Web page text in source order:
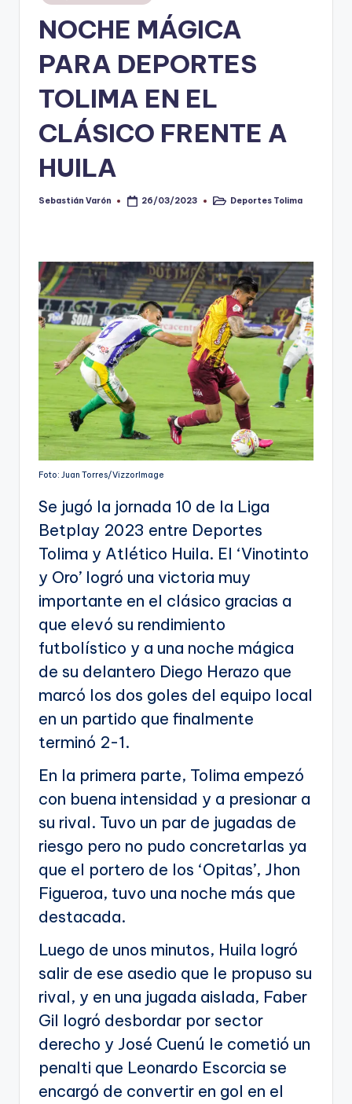
V
ti
en
NOCHE MÁGICA
PARA DEPORTES
TOLIMA EN EL
CLÁSICO FRENTE A
HUILA
Publicado
Sebastián Varón 26/03/2023
Publicado
Deportes Tolima
Foto: Juan Torres/VizzorImage
Se jugó la jornada 10 de la Liga
Betplay 2023 entre Deportes
Tolima y Atlético Huila. El ‘Vinotinto
y Oro’ logró una victoria muy
importante en el clásico gracias a
que elevó su rendimiento
futbolístico y a una noche mágica
de su delantero Diego Herazo que
marcó los dos goles del equipo local
en un partido que finalmente
terminó 2-1.
En la primera parte, Tolima empezó
con buena intensidad y a presionar a
su rival. Tuvo un par de jugadas de
riesgo pero no pudo concretarlas ya
que el portero de los ‘Opitas’, Jhon
Figueroa, tuvo una noche más que
destacada.
Luego de unos minutos, Huila logró
salir de ese asedio que le propuso su
rival, y en una jugada aislada, Faber
Gil logró desbordar por sector
derecho y José Cuenú le cometió un
penalti que Leonardo Escorcia se
encargó de convertir en gol en el